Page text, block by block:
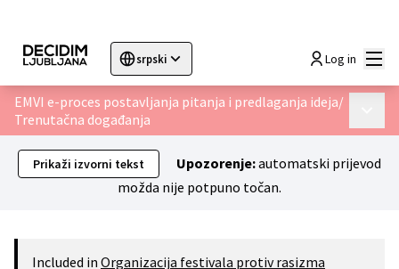
srpski
Sprache wählen Choisir la langue
Log in
EMVI e-proces postavljanja pitanja i predlaganja ideja/
Trenutačna događanja
Prikaži izvorni tekst Upozorenje:automatski prijevod
možda nije potpuno točan.
Included in Organizacija festivala protiv rasizma